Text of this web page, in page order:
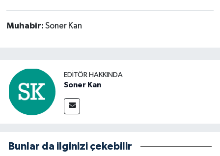
Muhabir: Soner Kan
EDITÖR HAKKINDA
Soner Kan
Bunlar da ilginizi çekebilir